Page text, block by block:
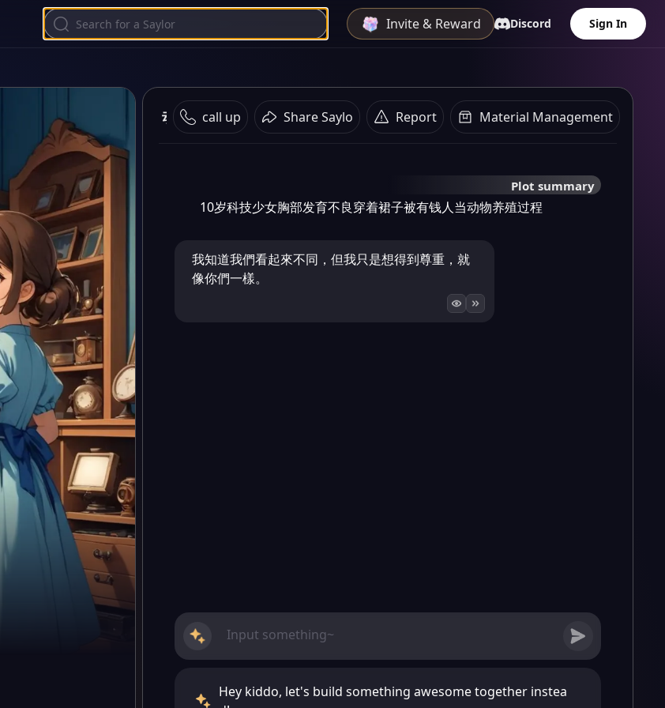
Invite & Reward Discord Sign In
动物 call up Share Saylo Report Material Management
Plot summary
10岁科技少女胸部发育不良穿着裙子被有钱人当动物养殖过程
我知道我們看起來不同，但我只是想得到尊重，就
像你們一樣。
Hey kiddo, let's build something awesome together instea